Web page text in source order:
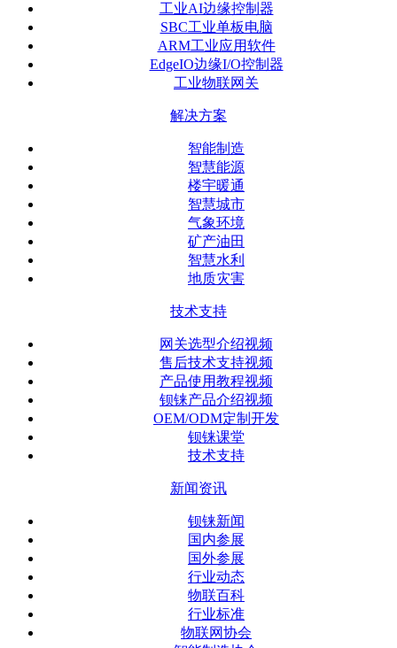
工业AI边缘控制器
SBC工业单板电脑
ARM工业应用软件
EdgeIO边缘I/O控制器
工业物联网关
解决方案
智能制造
智慧能源
楼宇暖通
智慧城市
气象环境
矿产油田
智慧水利
地质灾害
技术支持
网关选型介绍视频
售后技术支持视频
产品使用教程视频
钡铼产品介绍视频
OEM/ODM定制开发
钡铼课堂
技术支持
新闻资讯
钡铼新闻
国内参展
国外参展
行业动态
物联百科
行业标准
物联网协会